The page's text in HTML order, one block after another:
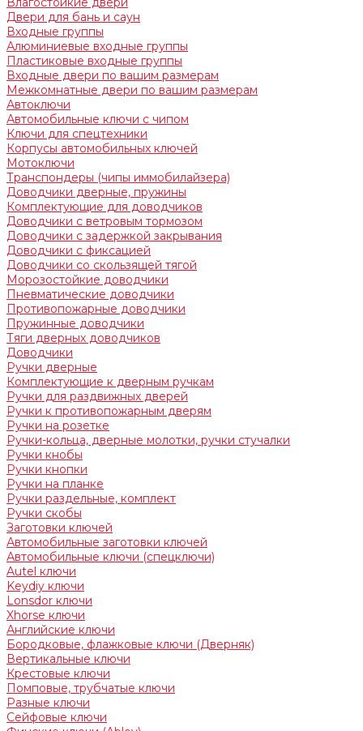
Двери для бань и саун
Входные группы
Алюминиевые входные группы
Пластиковые входные группы
Входные двери по вашим размерам
Межкомнатные двери по вашим размерам
Автоключи
Автомобильные ключи с чипом
Ключи для спецтехники
Корпусы автомобильных ключей
Мотоключи
Транспондеры (чипы иммобилайзера)
Доводчики дверные, пружины
Комплектующие для доводчиков
Доводчики с ветровым тормозом
Доводчики с задержкой закрывания
Доводчики с фиксацией
Доводчики со скользящей тягой
Морозостойкие доводчики
Пневматические доводчики
Противопожарные доводчики
Пружинные доводчики
Тяги дверных доводчиков
Доводчики
Ручки дверные
Комплектующие к дверным ручкам
Ручки для раздвижных дверей
Ручки к противопожарным дверям
Ручки на розетке
Ручки-кольца, дверные молотки, ручки стучалки
Ручки кнобы
Ручки кнопки
Ручки на планке
Ручки раздельные, комплект
Ручки скобы
Заготовки ключей
Автомобильные заготовки ключей
Автомобильные ключи (спецключи)
Autel ключи
Keydiy ключи
Lonsdor ключи
Xhorse ключи
Английские ключи
Бородковые, флажковые ключи (Дверняк)
Вертикальные ключи
Крестовые ключи
Помповые, трубчатые ключи
Разные ключи
Сейфовые ключи